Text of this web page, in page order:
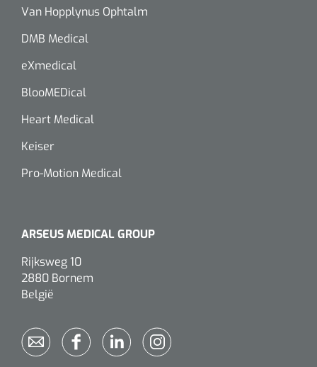
Van Hopplynus Ophtalm
DMB Medical
eXmedical
BlooMEDical
Heart Medical
Keiser
Pro-Motion Medical
ARSEUS MEDICAL GROUP
Rijksweg 10
2880 Bornem
België